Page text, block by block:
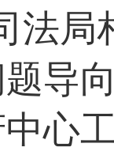
法局
导
心